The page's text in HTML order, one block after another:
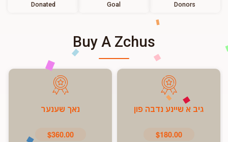
Donated Goal Donors
Buy A Zchus
גיב א שיינע נדבה פון
$180.00
נאך שענער
$360.00